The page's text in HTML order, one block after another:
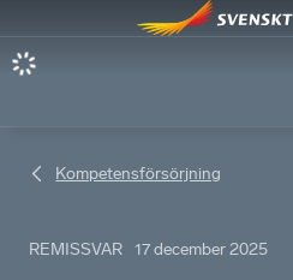
Kompetensförsörjning
REMISSVAR 17 december 2025